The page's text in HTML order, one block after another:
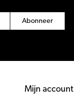
Abonneer
Mijn account